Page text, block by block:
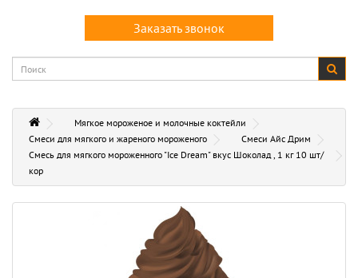
Заказать звонок
Мягкое мороженое и молочные коктейли
Смеси для мягкого и жареного мороженого
Смеси Айс Дрим
Смесь для мягкого мороженного "Ice Dream" вкус Шоколад , 1 кг 10 шт/
кор